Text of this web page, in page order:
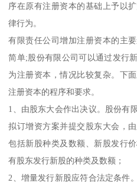
序在原有注册资本的基础上予以
律行为。
有限责任公司增加注册资本的主
简单;股份有限公司可以通过发行
为注册资本，情况比较复杂。下
注册资本的程序和要求。
1、由股东大会作出决议。股份有
拟订增资方案并提交股东大会，
包括新股种类及数额、新股发行
有股东发行新股的种类及数额；
2、增量发行新股应符合法定条件